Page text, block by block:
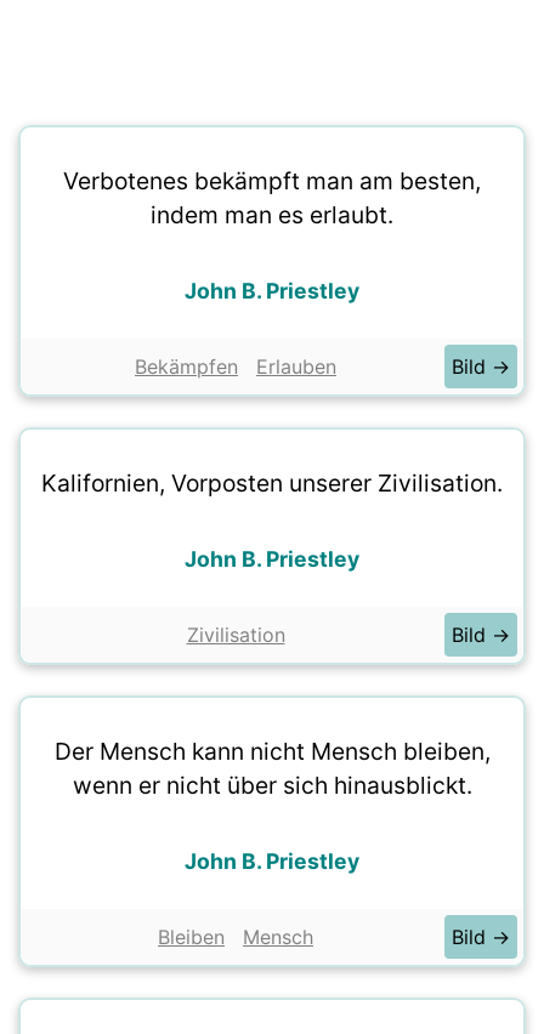
Verbotenes bekämpft man am besten,
indem man es erlaubt.
John B. Priestley
Bekämpfen Erlauben Bild →
Kalifornien, Vorposten unserer Zivilisation.
John B. Priestley
Zivilisation Bild →
Der Mensch kann nicht Mensch bleiben,
wenn er nicht über sich hinausblickt.
John B. Priestley
Bleiben Mensch Bild →